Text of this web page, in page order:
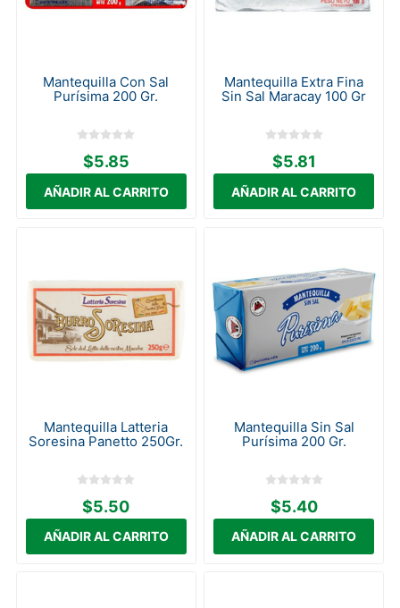
Mantequilla Con Sal
Purísima 200 Gr.
$5.85
Mantequilla Extra Fina
Sin Sal Maracay 100 Gr
$5.81
Mantequilla Latteria
Soresina Panetto 250Gr.
$5.50
Mantequilla Sin Sal
Purísima 200 Gr.
$5.40